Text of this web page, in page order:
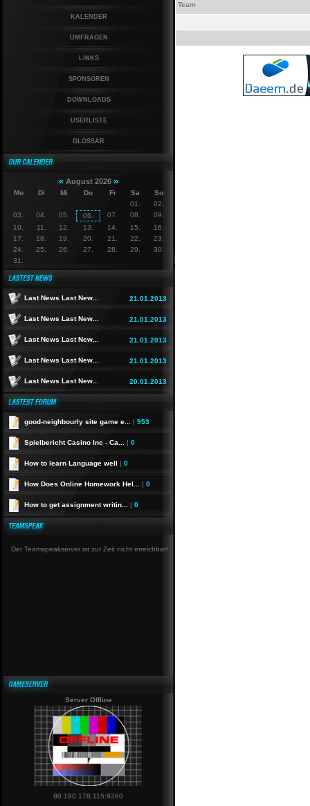
KALENDER
UMFRAGEN
LINKS
SPONSOREN
DOWNLOADS
USERLISTE
GLOSSAR
« August 2026 »
Mo Di Mi Do Fr Sa
So
01.
02.
03.
04. 05. 06. 07. 08.
09.
10.
11. 12. 13. 14. 15.
16.
17.
18. 19. 20. 21. 22.
23.
24.
25. 26. 27. 28. 29.
30.
31.
Last News Last New... 21.01.2013
Last News Last New... 21.01.2013
Last News Last New... 21.01.2013
Last News Last New... 21.01.2013
Last News Last New... 20.01.2013
good-neighbourly site game e... | 953
Spielbericht Casino Inc - Ca... | 0
How to learn Language well | 0
How Does Online Homework Hel... | 0
How to get assignment writin... | 0
Der Teamspeakserver ist zur Zeit nicht erreichbar!
Server Offline
80.190.178.115:9260
Team